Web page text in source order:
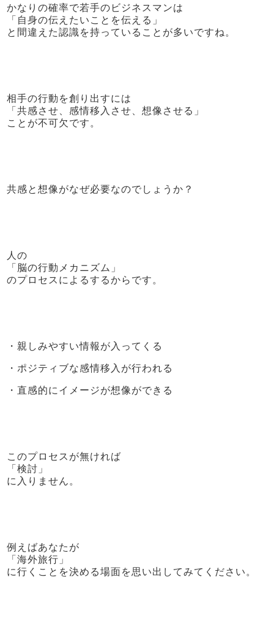
かなりの確率で若手のビジネスマンは
「自身の伝えたいことを伝える」
と間違えた認識を持っていることが多いですね。
相手の行動を創り出すには
「共感させ、感情移入させ、想像させる」
ことが不可欠です。
共感と想像がなぜ必要なのでしょうか？
人の
「脳の行動メカニズム」
のプロセスによるするからです。
・親しみやすい情報が入ってくる
・ポジティブな感情移入が行われる
・直感的にイメージが想像ができる
このプロセスが無ければ
「検討」
に入りません。
例えばあなたが
「海外旅行」
に行くことを決める場面を思い出してみてください。